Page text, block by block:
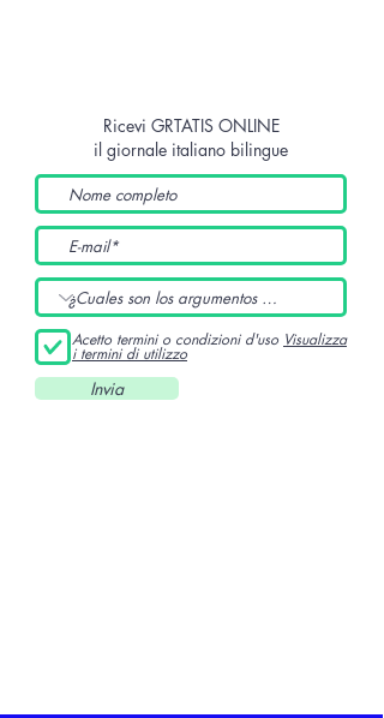
Ricevi GRTATIS ONLINE
il giornale italiano bilingue
Acetto termini o condizioni d'uso Visualizza
i termini di utilizzo
Invia